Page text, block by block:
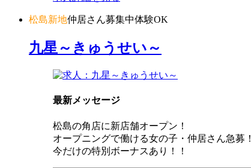
松島新地仲居さん募集中体験OK
九星～きゅうせい～
最新メッセージ
松島の角店に新店舗オープン！
オープニングで働ける女の子・仲居さん急募！
今だけの特別ボーナスあり！！